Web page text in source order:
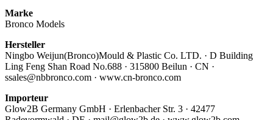
Marke
Bronco Models
Hersteller
Ningbo Weijun(Bronco)Mould & Plastic Co. LTD. · D Building
Ling Feng Shan Road No.688 · 315800 Beilun · CN ·
ssales@nbbronco.com · www.cn-bronco.com
Importeur
Glow2B Germany GmbH · Erlenbacher Str. 3 · 42477